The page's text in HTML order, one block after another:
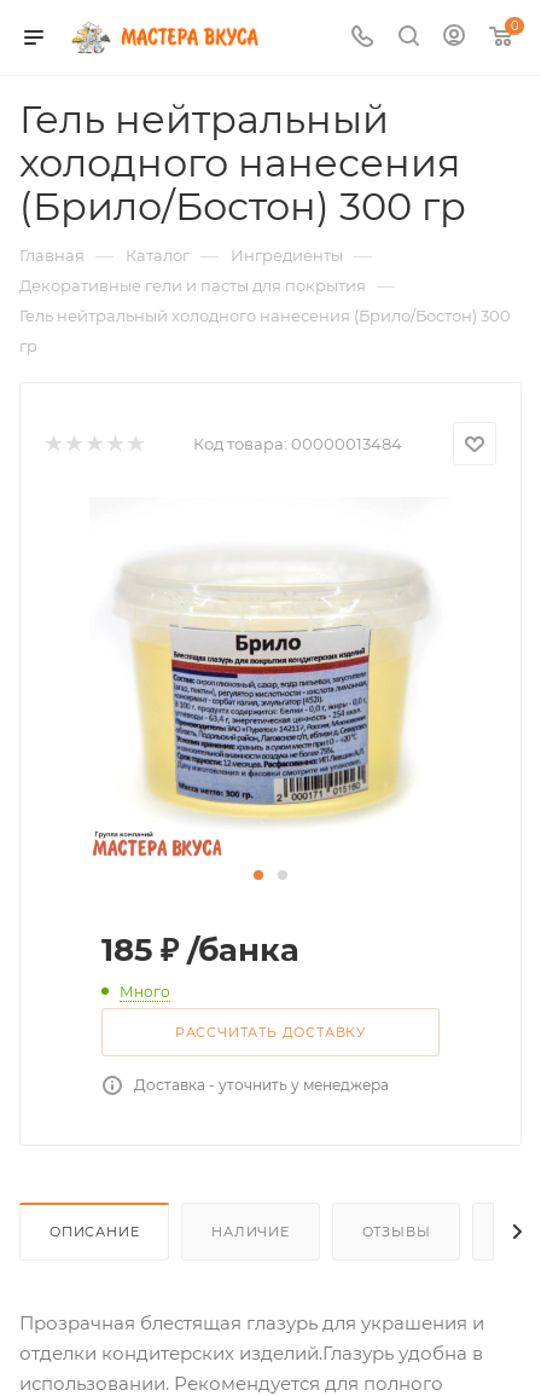
0
Гель нейтральный
холодного нанесения
(Брило/Бостон) 300 гр
Главная — Каталог — Ингредиенты —
Декоративные гели и пасты для покрытия —
Гель нейтральный холодного нанесения (Брило/Бостон) 300
гр
Код товара: 00000013484
185 ₽ /банка
Много
РАССЧИТАТЬ ДОСТАВКУ
Доставка - уточнить у менеджера
ОПИСАНИЕ НАЛИЧИЕ ОТЗЫВЫ
Прозрачная блестящая глазурь для украшения и
отделки кондитерских изделий.Глазурь удобна в
использовании. Рекомендуется для полного